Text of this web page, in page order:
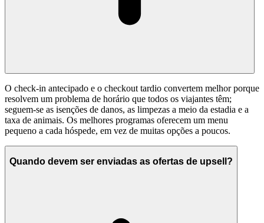
O check-in antecipado e o checkout tardio convertem melhor porque
resolvem um problema de horário que todos os viajantes têm;
seguem-se as isenções de danos, as limpezas a meio da estadia e a
taxa de animais. Os melhores programas oferecem um menu
pequeno a cada hóspede, em vez de muitas opções a poucos.
Quando devem ser enviadas as ofertas de upsell?